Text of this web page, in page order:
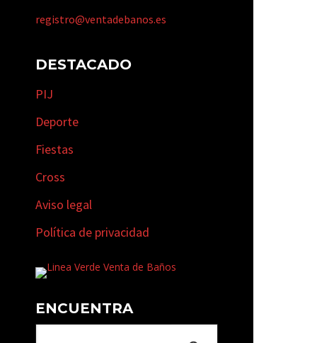
registro@ventadebanos.es
DESTACADO
PIJ
Deporte
Fiestas
Cross
Aviso legal
Política de privacidad
ENCUENTRA